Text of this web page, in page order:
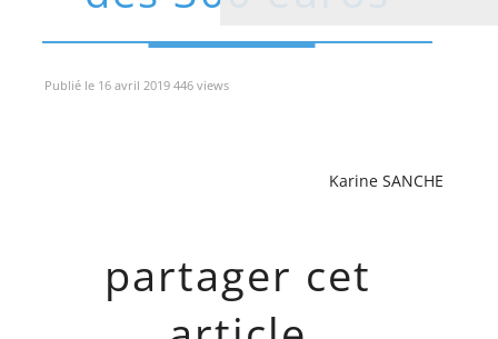
Publié le 16 avril 2019 446 views
Karine SANCHE
partager cet